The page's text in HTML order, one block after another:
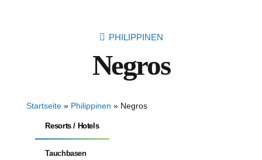
PHILIPPINEN
Negros
Startseite » Philippinen » Negros
Resorts / Hotels
Tauchbasen